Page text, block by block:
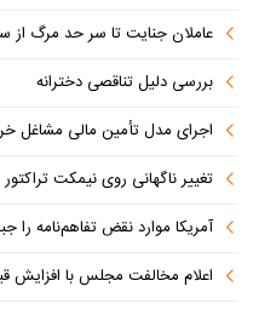
عاملان جنایت تا سر حد مرگ از
بررسی دلیل تناقصی دخترانه
اجرای مدل تأمین مالی مشاغل
تغییر ناگهانی روی نیمکت تراکتور
آمریکا موارد نقض تفاهم‌نامه
اعلام مخالفت مجلس با افزایش